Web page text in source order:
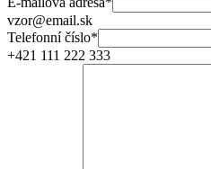
vzor@email.sk
Telefonní číslo*
+421 111 222 333